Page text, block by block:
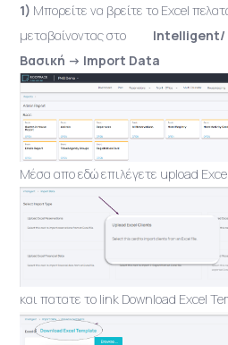
1) Μπορείτε να βρείτε το Excel
μεταβαίνοντας στο
Intelligent/
Βασική -> Import Data
Μέσα απο εδώ επιλέγετε upload
και πατατε το link Download Excel